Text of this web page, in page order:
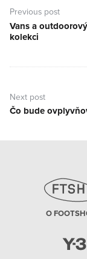
pro
příspěvek
Previous post
Previous
post:
Vans a
kolekci
Next post
Next
Čo bude
O